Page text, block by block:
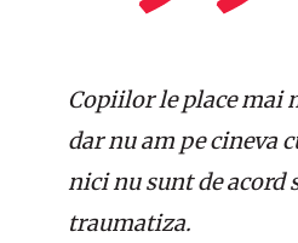
Copiilor le place mai
dar nu am pe cineva
nici nu sunt de acord
traumatiza.